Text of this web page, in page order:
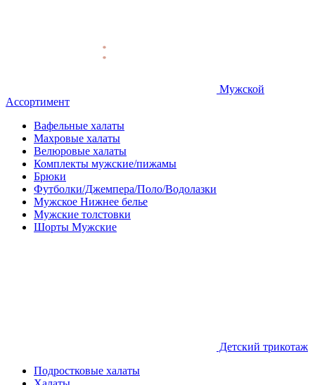
Мужской
Ассортимент
Вафельные халаты
Махровые халаты
Велюровые халаты
Комплекты мужские/пижамы
Брюки
Футболки/Джемпера/Поло/Водолазки
Мужское Нижнее белье
Мужские толстовки
Шорты Мужские
Детcкий трикотаж
Подростковые халаты